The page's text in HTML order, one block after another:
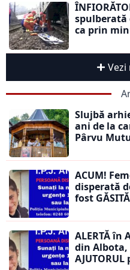
spulberată
ca prin
Slujbă
ani de la
Pârvu
ACUM!
disperată
fost
ALERTĂ în
din Albota,